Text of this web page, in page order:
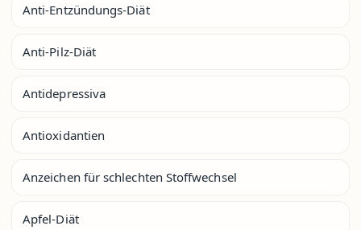
Anti-Entzündungs-Diät
Anti-Pilz-Diät
Antidepressiva
Antioxidantien
Anzeichen für schlechten Stoffwechsel
Apfel-Diät